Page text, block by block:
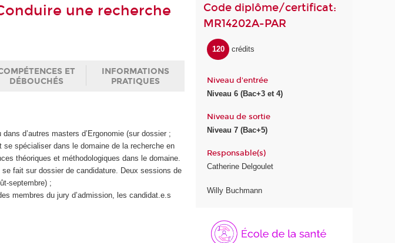
une recherche
ET
DÉBOUCHÉS
INFORMATIONS
PRATIQUES
d’autres masters d’Ergonomie (sur dossier ;
spécialiser dans le domaine de la recherche en
théoriques et méthodologiques dans le domaine.
se fait sur dossier de candidature. Deux sessions de
septembre) ;
membres du jury d’admission, les candidat.e.s
Code diplôme/certificat:
MR14202A-PAR
120 crédits
Niveau d'entrée
Niveau 6 (Bac+3 et 4)
Niveau de sortie
Niveau 7 (Bac+5)
Responsable(s)
Catherine Delgoulet
Willy Buchmann